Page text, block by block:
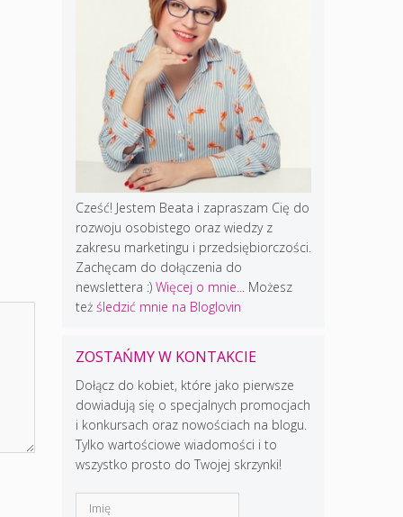
Cześć! Jestem Beata i zapraszam Cię do
rozwoju osobistego oraz wiedzy z
zakresu marketingu i przedsiębiorczości.
Zachęcam do dołączenia do
newslettera :) Więcej o mnie...
Możesz
też śledzić mnie na Bloglovin
ZOSTAŃMY W KONTAKCIE
Dołącz do kobiet, które jako pierwsze
dowiadują się o specjalnych promocjach
i konkursach oraz nowościach na blogu.
Tylko wartościowe wiadomości i to
wszystko prosto do Twojej skrzynki!